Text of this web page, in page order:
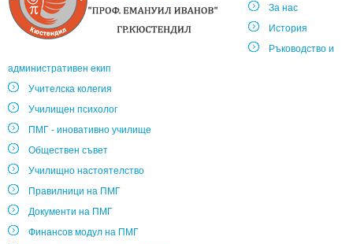
За нас
История
Ръководство и
административен екип
Учителска колегия
Училищен психолог
ПМГ - иновативно училище
Обществен съвет
Училищно настоятелство
Правилници на ПМГ
Документи на ПМГ
Финансов модул на ПМГ